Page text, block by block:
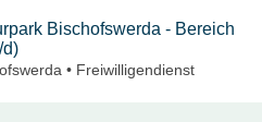
Bischofswerda - Bereich
d)
• Freiwilligendienst